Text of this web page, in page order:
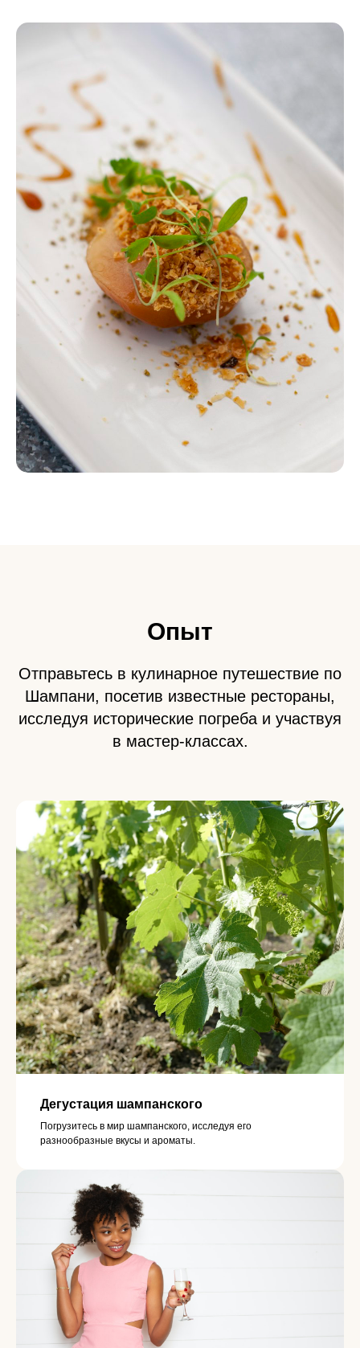
Опыт
Отправьтесь в кулинарное путешествие по
Шампани, посетив известные рестораны,
исследуя исторические погреба и участвуя
в мастер-классах.
Дегустация шампанского
Погрузитесь в мир шампанского, исследуя его
разнообразные вкусы и ароматы.